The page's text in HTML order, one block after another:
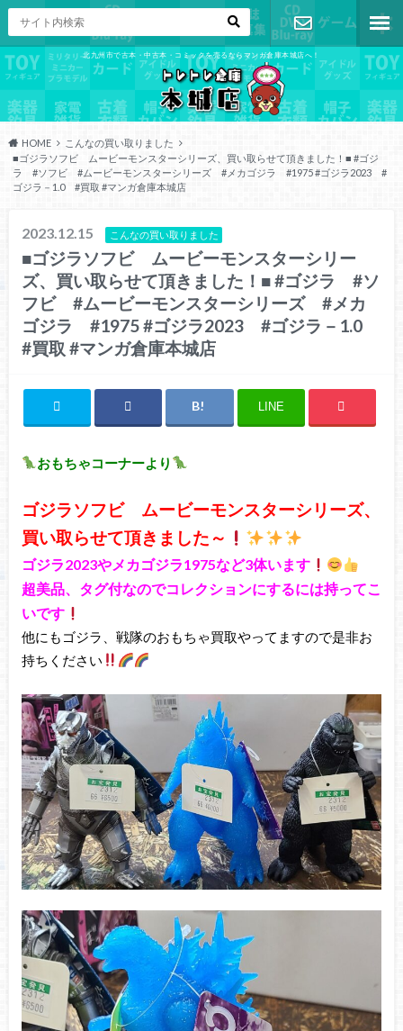
北九州市で古本・中古本・コミックを売るならマンガ倉庫本城店へ！
お問い合わ
せ
HOME
こんなの買い取りました
■ゴジラソフビ ムービーモンスターシリーズ、買い取らせて頂きました！■ #ゴジ
ラ #ソフビ #ムービーモンスターシリーズ #メカゴジラ #1975 #ゴジラ2023 #
ゴジラ－1.0 #買取 #マンガ倉庫本城店
2023.12.15 こんなの買い取りました
■ゴジラソフビ ムービーモンスターシリー
ズ、買い取らせて頂きました！■ #ゴジラ #ソ
フビ #ムービーモンスターシリーズ #メカ
ゴジラ #1975 #ゴジラ2023 #ゴジラ－1.0
#買取 #マンガ倉庫本城店
LINE
おもちゃコーナーより
ゴジラソフビ ムービーモンスターシリーズ、
買い取らせて頂きました～
ゴジラ2023やメカゴジラ1975など3体います
超美品、タグ付なのでコレクションにするには持ってこ
いです
他にもゴジラ、戦隊のおもちゃ買取やってますので是非お
持ちください